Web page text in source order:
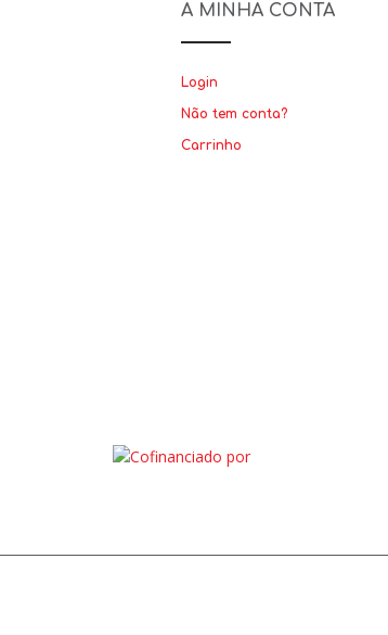
A MINHA CONTA
Login
Não tem conta?
Carrinho